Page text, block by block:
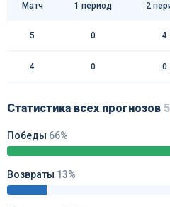
Матч 1 период 2
5 0 4
4 0 0
Статистика всех прогнозов
Победы 66%
Возвраты 13%